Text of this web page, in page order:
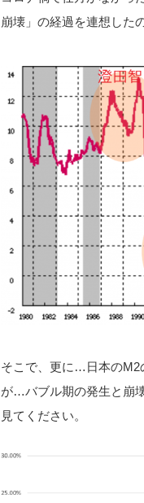
崩壊」の経過を連想した
そこで、更に…日本のM2
が…バブル期の発生と崩
見てください。